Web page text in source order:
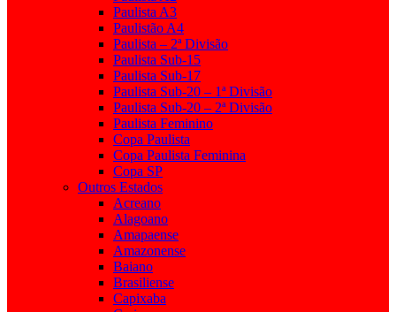
Paulista A3
Paulistão A4
Paulista – 2ª Divisão
Paulista Sub-15
Paulista Sub-17
Paulista Sub-20 – 1ª Divisão
Paulista Sub-20 – 2ª Divisão
Paulista Feminino
Copa Paulista
Copa Paulista Feminina
Copa SP
Outros Estados
Acreano
Alagoano
Amapaense
Amazonense
Baiano
Brasiliense
Capixaba